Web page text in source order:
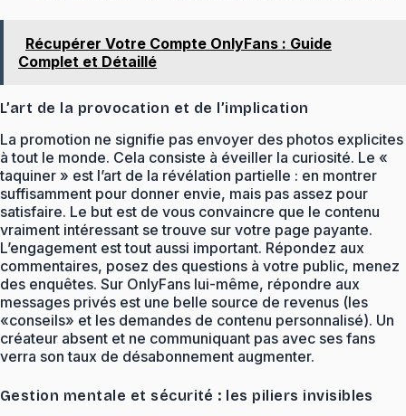
Récupérer Votre Compte OnlyFans : Guide
Complet et Détaillé
L’art de la provocation et de l’implication
La promotion ne signifie pas envoyer des photos explicites
à tout le monde. Cela consiste à éveiller la curiosité. Le «
taquiner » est l’art de la révélation partielle : en montrer
suffisamment pour donner envie, mais pas assez pour
satisfaire. Le but est de vous convaincre que le contenu
vraiment intéressant se trouve sur votre page payante.
L’engagement est tout aussi important. Répondez aux
commentaires, posez des questions à votre public, menez
des enquêtes. Sur OnlyFans lui-même, répondre aux
messages privés est une belle source de revenus (les
«conseils» et les demandes de contenu personnalisé). Un
créateur absent et ne communiquant pas avec ses fans
verra son taux de désabonnement augmenter.
Gestion mentale et sécurité : les piliers invisibles